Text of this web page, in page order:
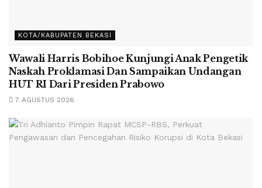
KOTA/KABUPATEN BEKASI
Wawali Harris Bobihoe Kunjungi Anak Pengetik
Naskah Proklamasi Dan Sampaikan Undangan
HUT RI Dari Presiden Prabowo
7 AGUSTUS 2026